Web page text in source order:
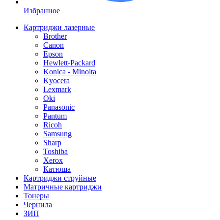
Избранное
Картриджи лазерные
Brother
Canon
Epson
Hewlett-Packard
Konica - Minolta
Kyocera
Lexmark
Oki
Panasonic
Pantum
Ricoh
Samsung
Sharp
Toshiba
Xerox
Катюша
Картриджи струйные
Матричные картриджи
Тонеры
Чернила
ЗИП